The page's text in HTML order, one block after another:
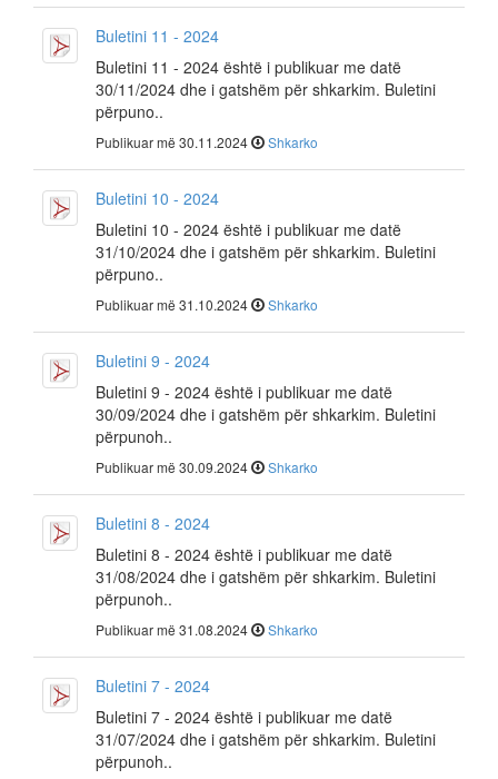
Buletini 11 - 2024
Buletini 11 - 2024 është i publikuar me datë
30/11/2024 dhe i gatshëm për shkarkim. Buletini
përpuno..
Publikuar më 30.11.2024 Shkarko
Buletini 10 - 2024
Buletini 10 - 2024 është i publikuar me datë
31/10/2024 dhe i gatshëm për shkarkim. Buletini
përpuno..
Publikuar më 31.10.2024 Shkarko
Buletini 9 - 2024
Buletini 9 - 2024 është i publikuar me datë
30/09/2024 dhe i gatshëm për shkarkim. Buletini
përpunoh..
Publikuar më 30.09.2024 Shkarko
Buletini 8 - 2024
Buletini 8 - 2024 është i publikuar me datë
31/08/2024 dhe i gatshëm për shkarkim. Buletini
përpunoh..
Publikuar më 31.08.2024 Shkarko
Buletini 7 - 2024
Buletini 7 - 2024 është i publikuar me datë
31/07/2024 dhe i gatshëm për shkarkim. Buletini
përpunoh..